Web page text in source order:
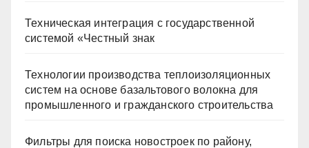
Техническая интеграция с государственной
системой «Честный знак
Технологии производства теплоизоляционных
систем на основе базальтового волокна для
промышленного и гражданского строительства
Фильтры для поиска новостроек по району,